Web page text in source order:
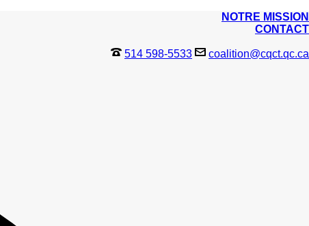
NOTRE MISSION
CONTACT
514 598-5533 coalition@cqct.qc.ca